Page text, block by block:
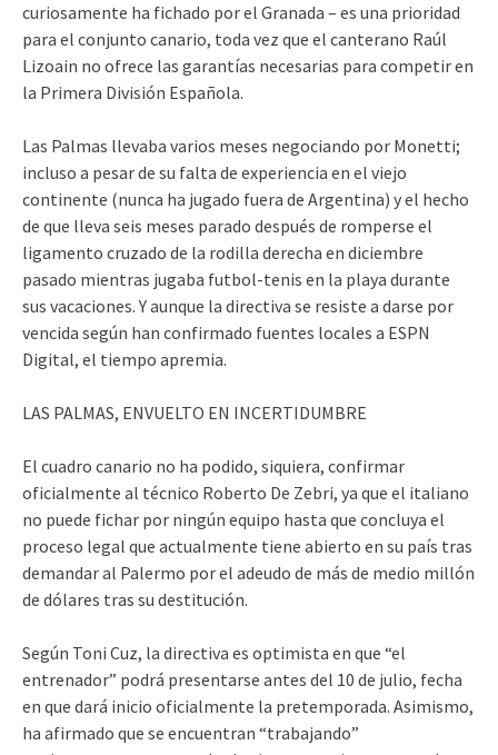
curiosamente ha fichado por el Granada – es una prioridad
para el conjunto canario, toda vez que el canterano Raúl
Lizoain no ofrece las garantías necesarias para competir en
la Primera División Española.
Las Palmas llevaba varios meses negociando por Monetti;
incluso a pesar de su falta de experiencia en el viejo
continente (nunca ha jugado fuera de Argentina) y el hecho
de que lleva seis meses parado después de romperse el
ligamento cruzado de la rodilla derecha en diciembre
pasado mientras jugaba futbol-tenis en la playa durante
sus vacaciones. Y aunque la directiva se resiste a darse por
vencida según han confirmado fuentes locales a ESPN
Digital, el tiempo apremia.
LAS PALMAS, ENVUELTO EN INCERTIDUMBRE
El cuadro canario no ha podido, siquiera, confirmar
oficialmente al técnico Roberto De Zebri, ya que el italiano
no puede fichar por ningún equipo hasta que concluya el
proceso legal que actualmente tiene abierto en su país tras
demandar al Palermo por el adeudo de más de medio millón
de dólares tras su destitución.
Según Toni Cuz, la directiva es optimista en que “el
entrenador” podrá presentarse antes del 10 de julio, fecha
en que dará inicio oficialmente la pretemporada. Asimismo,
ha afirmado que se encuentran “trabajando”